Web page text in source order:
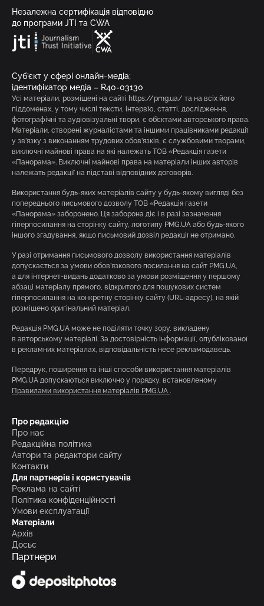
Незалежна сертифікація відповідно
до програми JTI та CWA
Суб’єкт у сфері онлайн-медіа;
ідентифікатор медіа – R40-03130
Усі матеріали, розміщені на сайті https://pmg.ua/ та на всіх його
піддоменах, у тому числі тексти, інтерв’ю, статті, дослідження,
фотографічні та аудіовізуальні твори, є об’єктами авторського права.
Матеріали, створені журналістами та іншими працівниками редакції
у зв’язку з виконанням трудових обов’язків, є службовими творами,
виключні майнові права на які належать ТОВ «Редакція газети
«Панорама». Виключні майнові права на матеріали інших авторів
належать редакції на підставі відповідних договорів.
Використання будь-яких матеріалів сайту у будь-якому вигляді без
попереднього письмового дозволу ТОВ «Редакція газети
«Панорама» заборонено. Ця заборона діє і в разі зазначення
гіперпосилання на сторінку сайту, логотипу PMG.UA або будь-якого
іншого згадування, якщо письмовий дозвіл редакції не отримано.
У разі отримання письмового дозволу використання матеріалів
допускається за умови обов’язкового посилання на сайт PMG.UA,
а для інтернет-видань додатково за умови розміщення у першому
абзаці матеріалу прямого, відкритого для пошукових систем
гіперпосилання на конкретну сторінку сайту (URL-адресу), на якій
розміщено оригінальний матеріал.
Редакція PMG.UA може не поділяти точку зору, викладену
в авторському матеріалі. За достовірність інформації, опублікованої
в рекламних матеріалах, відповідальність несе рекламодавець.
Передрук, поширення та інші способи використання матеріалів
PMG.UA допускаються виключно у порядку, встановленому
Правилами використання матеріалів PMG.UA .
Про редакцію
Про нас
Редакційна політика
Автори та редактори сайту
Контакти
Для партнерів і користувачів
Реклама на сайті
Політика конфіденційності
Умови експлуатації
Матеріали
Архів
Досьє
Партнери